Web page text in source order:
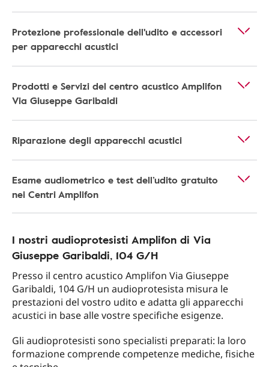
Protezione professionale dell'udito e accessori
per apparecchi acustici
Prodotti e Servizi del centro acustico Amplifon
Via Giuseppe Garibaldi
Riparazione degli apparecchi acustici
Esame audiometrico e test dell’udito gratuito
nei Centri Amplifon
I nostri audioprotesisti Amplifon di Via
Giuseppe Garibaldi, 104 G/H
Presso il centro acustico Amplifon Via Giuseppe
Garibaldi, 104 G/H un audioprotesista misura le
prestazioni del vostro udito e adatta gli apparecchi
acustici in base alle vostre specifiche esigenze.
Gli audioprotesisti sono specialisti preparati: la loro
formazione comprende competenze mediche, fisiche